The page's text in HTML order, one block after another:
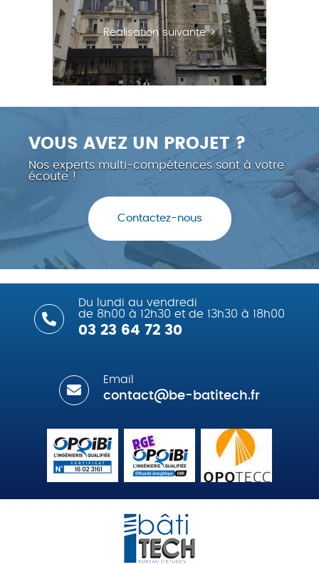
Réalisation suivante >
VOUS AVEZ UN PROJET ?
Nos experts multi-compétences sont à votre
écoute !
Contactez-nous
Du lundi au vendredi
de 8h00 à 12h30 et de 13h30 à 18h00
03 23 64 72 30
Email
contact@be-batitech.fr